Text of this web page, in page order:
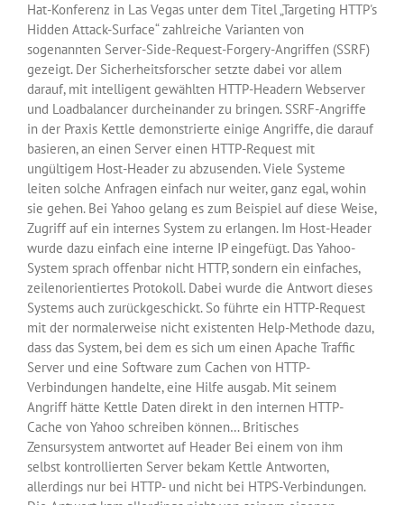
Hat-Konferenz in Las Vegas unter dem Titel „Targeting HTTP's
Hidden Attack-Surface“ zahlreiche Varianten von
sogenannten Server-Side-Request-Forgery-Angriffen (SSRF)
gezeigt. Der Sicherheitsforscher setzte dabei vor allem
darauf, mit intelligent gewählten HTTP-Headern Webserver
und Loadbalancer durcheinander zu bringen. SSRF-Angriffe
in der Praxis Kettle demonstrierte einige Angriffe, die darauf
basieren, an einen Server einen HTTP-Request mit
ungültigem Host-Header zu abzusenden. Viele Systeme
leiten solche Anfragen einfach nur weiter, ganz egal, wohin
sie gehen. Bei Yahoo gelang es zum Beispiel auf diese Weise,
Zugriff auf ein internes System zu erlangen. Im Host-Header
wurde dazu einfach eine interne IP eingefügt. Das Yahoo-
System sprach offenbar nicht HTTP, sondern ein einfaches,
zeilenorientiertes Protokoll. Dabei wurde die Antwort dieses
Systems auch zurückgeschickt. So führte ein HTTP-Request
mit der normalerweise nicht existenten Help-Methode dazu,
dass das System, bei dem es sich um einen Apache Traffic
Server und eine Software zum Cachen von HTTP-
Verbindungen handelte, eine Hilfe ausgab. Mit seinem
Angriff hätte Kettle Daten direkt in den internen HTTP-
Cache von Yahoo schreiben können… Britisches
Zensursystem antwortet auf Header Bei einem von ihm
selbst kontrollierten Server bekam Kettle Antworten,
allerdings nur bei HTTP- und nicht bei HTPS-Verbindungen.